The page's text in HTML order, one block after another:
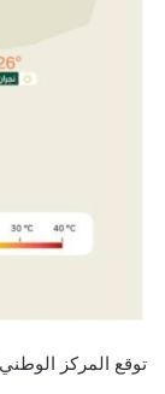
توقع المركز